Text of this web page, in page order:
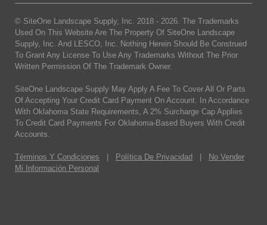
© SiteOne Landscape Supply, Inc. 2018 - 2026 . The Trademarks
Used On This Website Are The Property Of SiteOne Landscape
Supply, Inc. And LESCO, Inc. Nothing Herein Should Be Construed
To Grant Any License To Use Any Trademarks Without The Prior
Written Permission Of The Trademark Owner.
SiteOne Landscape Supply May Apply A Fee To Cover All Or Parts
Of Accepting Your Credit Card Payment On Account. In Accordance
With Oklahoma State Requirements, A 2% Surcharge Cap Applies
To Credit Card Payments For Oklahoma-Based Buyers With Credit
Accounts.
Términos Y Condiciones Política De Privacidad
No Vender
Mi Información Personal